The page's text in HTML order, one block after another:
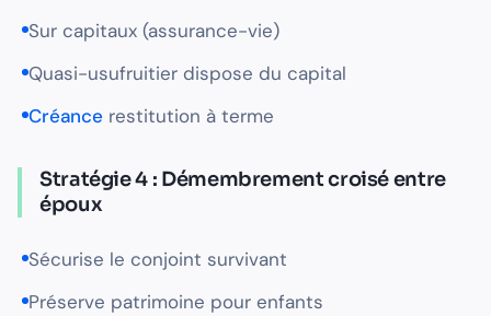
Sur capitaux (assurance-vie)
Quasi-usufruitier dispose du capital
Créance restitution à terme
Stratégie 4 : Démembrement croisé entre
époux
Sécurise le conjoint survivant
Préserve patrimoine pour enfants